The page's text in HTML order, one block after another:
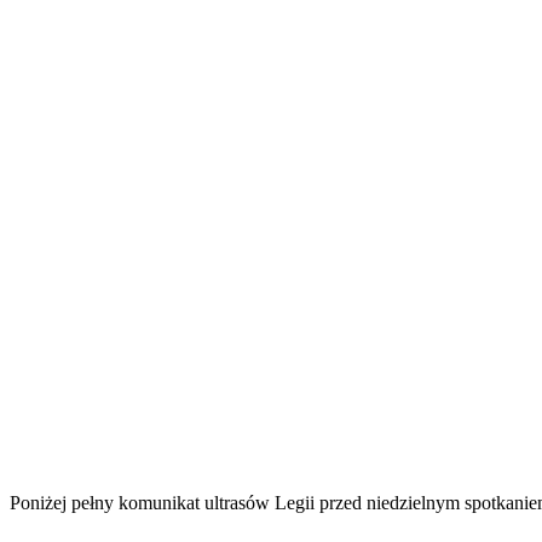
Poniżej pełny komunikat ultrasów Legii przed niedzielnym